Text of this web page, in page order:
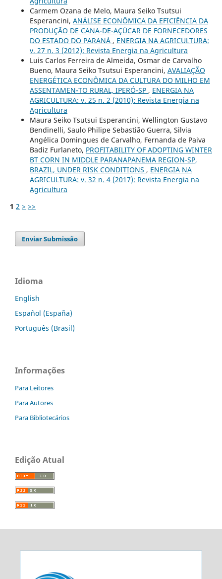
Carmem Ozana de Melo, Maura Seiko Tsutsui
Esperancini, ANÁLISE ECONÔMICA DA EFICIÊNCIA DA
PRODUÇÃO DE CANA-DE-AÇÚCAR DE FORNECEDORES
DO ESTADO DO PARANÁ , ENERGIA NA AGRICULTURA:
v. 27 n. 3 (2012): Revista Energia na Agricultura
Luis Carlos Ferreira de Almeida, Osmar de Carvalho
Bueno, Maura Seiko Tsutsui Esperancini, AVALIAÇÃO
ENERGÉTICA ECONÔMICA DA CULTURA DO MILHO EM
ASSENTAMEN-TO RURAL, IPERÓ-SP , ENERGIA NA
AGRICULTURA: v. 25 n. 2 (2010): Revista Energia na
Agricultura
Maura Seiko Tsutsui Esperancini, Wellington Gustavo
Bendinelli, Saulo Philipe Sebastião Guerra, Silvia
Angélica Domingues de Carvalho, Fernanda de Paiva
Badiz Furlaneto, PROFITABILITY OF ADOPTING WINTER
BT CORN IN MIDDLE PARANAPANEMA REGION-SP,
BRAZIL, UNDER RISK CONDITIONS , ENERGIA NA
AGRICULTURA: v. 32 n. 4 (2017): Revista Energia na
Agricultura
1 2 > >>
Enviar Submissão
Idioma
English
Español (España)
Português (Brasil)
Informações
Para Leitores
Para Autores
Para Bibliotecários
Edição Atual